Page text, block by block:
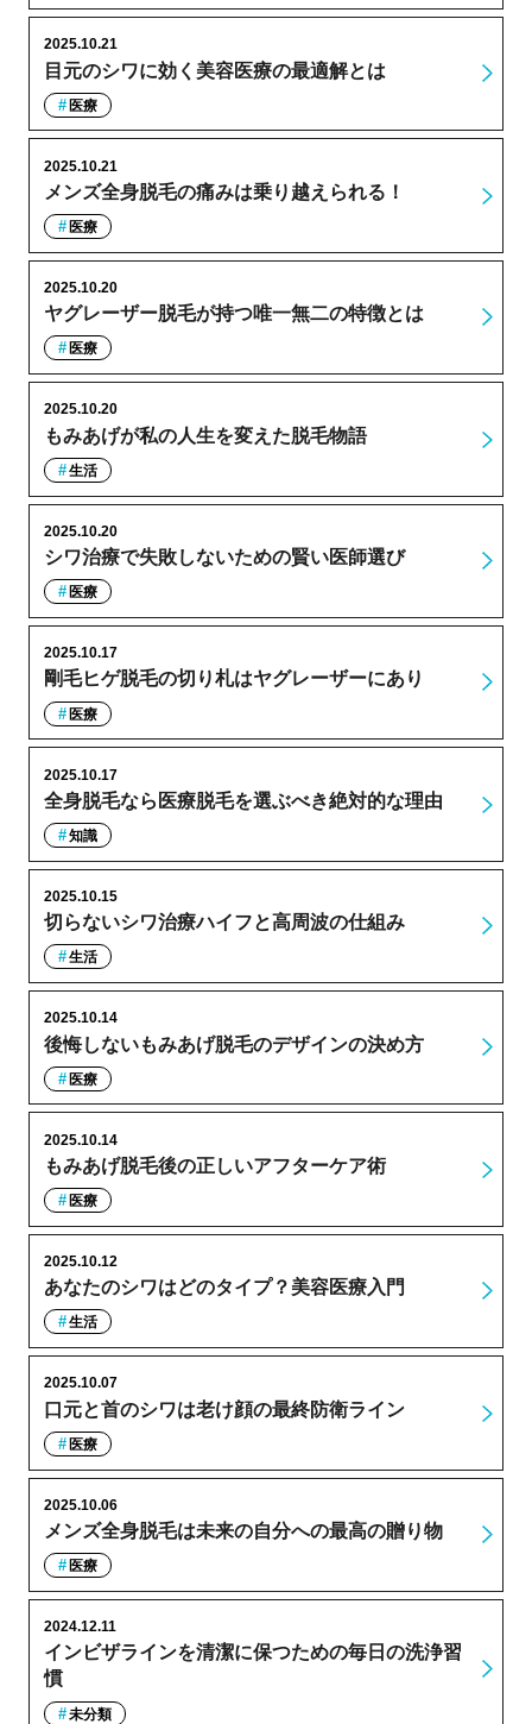
目元のシワに効く美容医療の最適解とは
2025.10.21
医療
メンズ全身脱毛の痛みは乗り越えられる！
2025.10.21
医療
ヤグレーザー脱毛が持つ唯一無二の特徴とは
2025.10.20
医療
もみあげが私の人生を変えた脱毛物語
2025.10.20
生活
シワ治療で失敗しないための賢い医師選び
2025.10.20
医療
剛毛ヒゲ脱毛の切り札はヤグレーザーにあり
2025.10.17
医療
全身脱毛なら医療脱毛を選ぶべき絶対的な理由
2025.10.17
知識
切らないシワ治療ハイフと高周波の仕組み
2025.10.15
生活
後悔しないもみあげ脱毛のデザインの決め方
2025.10.14
医療
もみあげ脱毛後の正しいアフターケア術
2025.10.14
医療
あなたのシワはどのタイプ？美容医療入門
2025.10.12
生活
口元と首のシワは老け顔の最終防衛ライン
2025.10.07
医療
メンズ全身脱毛は未来の自分への最高の贈り物
2025.10.06
医療
インビザラインを清潔に保つための毎日の洗浄習
慣
2024.12.11
未分類